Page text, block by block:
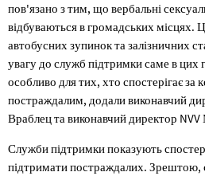
пов'язано з тим, що вербальні
відбуваються в громадських місцях.
автобусних зупинок та залізничних
увагу до служб підтримки саме в цих
особливо для тих, хто спостерігає за
постраждалим, додали виконавчий
Враблец та виконавчий директор
Служби підтримки показують
підтримати постраждалих. Зрештою,